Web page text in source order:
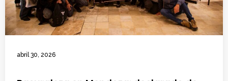
abril 30, 2026